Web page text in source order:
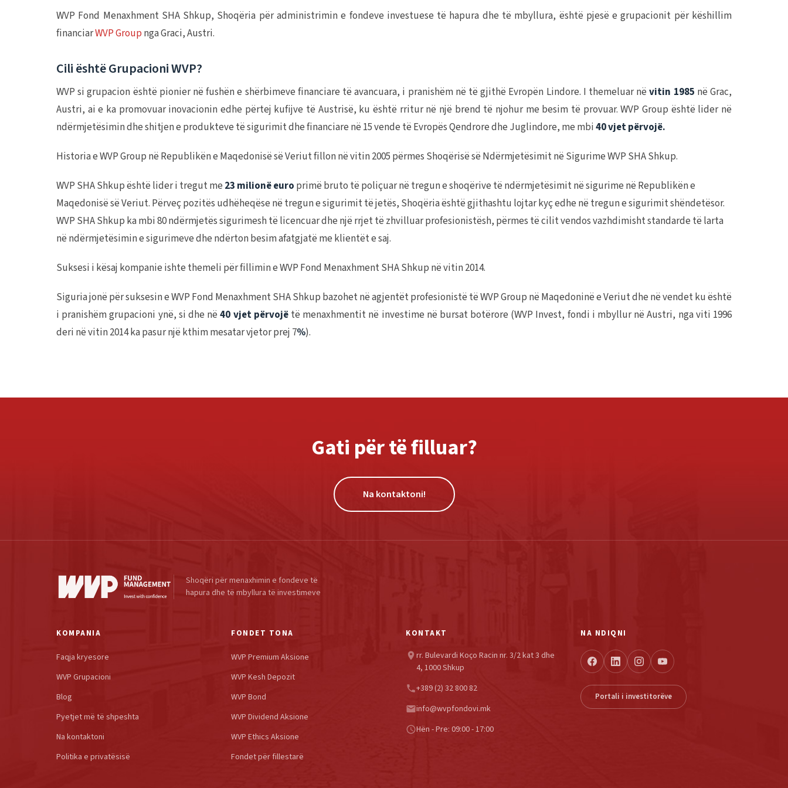
WVP Fond Menaxhment SHA Shkup, Shoqëria për administrimin e fondeve investuese të hapura dhe të mbyllura, është pjesë e grupacionit për këshillim
financiarWVP Group nga Graci, Austri.
Cili është Grupacioni WVP?
WVP si grupacion është pionier në fushën e shërbimeve financiare të avancuara, i pranishëm në të gjithë Evropën Lindore. I themeluar nëvitin 1985 në Grac,
Austri, ai e ka promovuar inovacionin edhe përtej kufijve të Austrisë, ku është rritur në një brend të njohur me besim të provuar. WVP Group është lider në
ndërmjetësimin dhe shitjen e produkteve të sigurimit dhe financiare në 15 vende të Evropës Qendrore dhe Juglindore, me mbi40 vjet përvojë.
Historia e WVP Group në Republikën e Maqedonisë së Veriut fillon në vitin 2005 përmes Shoqërisë së Ndërmjetësimit në Sigurime WVP SHA Shkup.
WVP SHA Shkup është lider i tregut me 23 milionë euro primë bruto të poliçuar në tregun e shoqërive të ndërmjetësimit në sigurime në Republikën e
Maqedonisë së Veriut. Përveç pozitës udhëheqëse në tregun e sigurimit të jetës, Shoqëria është gjithashtu lojtar kyç edhe në tregun e sigurimit shëndetësor.
WVP SHA Shkup ka mbi 80 ndërmjetës sigurimesh të licencuar dhe një rrjet të zhvilluar profesionistësh, përmes të cilit vendos vazhdimisht standarde të larta
në ndërmjetësimin e sigurimeve dhe ndërton besim afatgjatë me klientët e saj.
Suksesi i kësaj kompanie ishte themeli për fillimin e WVP Fond Menaxhment SHA Shkup në vitin 2014.
Siguria jonë për suksesin e WVP Fond Menaxhment SHA Shkup bazohet në agjentët profesionistë të WVP Group në Maqedoninë e Veriut dhe në vendet ku është
i pranishëm grupacioni ynë, si dhe në40 vjet përvojëtë menaxhmentit në investime në bursat botërore (WVP Invest, fondi i mbyllur në Austri, nga viti 1996
deri në vitin 2014 ka pasur një kthim mesatar vjetor prej 7%).
Gati për të filluar?
Na kontaktoni!
Shoqëri për menaxhimin e fondeve të
hapura dhe të mbyllura të investimeve
KOMPANIA
Faqja kryesore
WVP Grupacioni
Blog
Pyetjet më të shpeshta
Na kontaktoni
Politika e privatësisë
FONDET TONA
WVP Premium Aksione
WVP Kesh Depozit
WVP Bond
WVP Dividend Aksione
WVP Ethics Aksione
Fondet për fillestarë
KONTAKT
location_on rr. Bulevardi Koço Racin nr. 3/2 kat 3 dhe
4, 1000 Shkup
phone+389 (2) 32 800 82
emailinfo@wvpfondovi.mk
scheduleHën - Pre: 09:00 - 17:00
NA NDIQNI
Portali i investitorëve